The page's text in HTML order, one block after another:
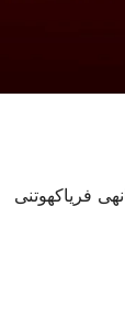
فریاكهوتنى